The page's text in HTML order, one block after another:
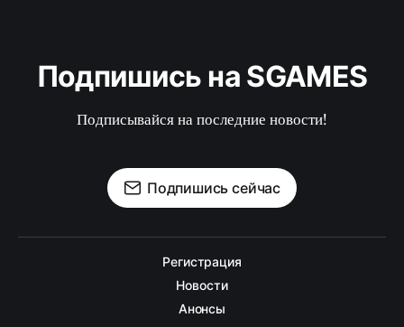
Подпишись на SGAMES
Подписывайся на последние новости!
Подпишись сейчас
Регистрация
Новости
Анонсы